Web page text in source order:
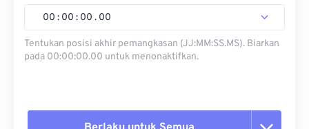
00 : 00 : 00 . 00
Tentukan posisi akhir pemangkasan (JJ:MM:SS.MS). Biarkan
pada 00:00:00.00 untuk menonaktifkan.